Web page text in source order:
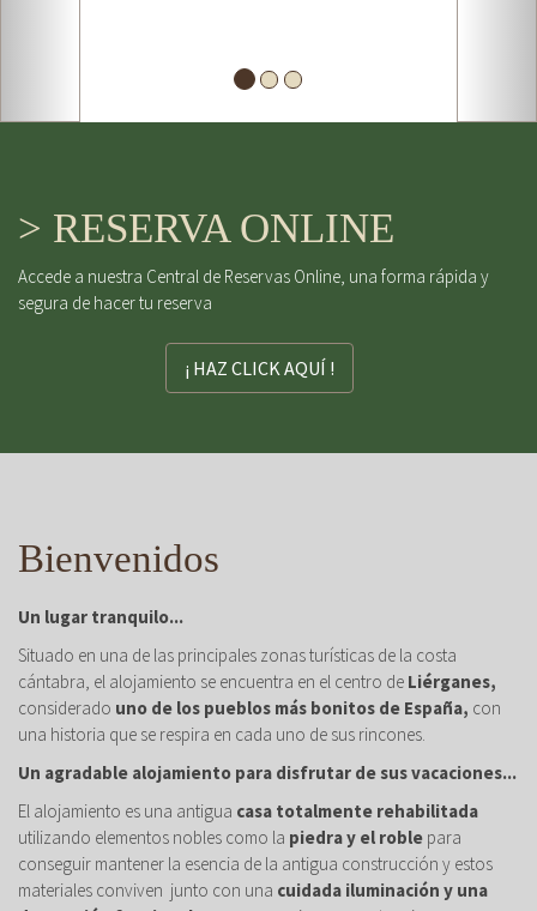
> RESERVA ONLINE
Accede a nuestra Central de Reservas Online, una forma rápida y
segura de hacer tu reserva
¡ HAZ CLICK AQUÍ !
Bienvenidos
Un lugar tranquilo...
Situado en una de las principales zonas turísticas de la costa
cántabra, el alojamiento se encuentra en el centro de Liérganes,
considerado uno de los pueblos más bonitos de España, con
una historia que se respira en cada uno de sus rincones.
Un agradable alojamiento para disfrutar de sus vacaciones...
El alojamiento es una antigua casa totalmente rehabilitada
utilizando elementos nobles como la piedra y el roble para
conseguir mantener la esencia de la antigua construcción y estos
materiales conviven junto con una cuidada iluminación y una